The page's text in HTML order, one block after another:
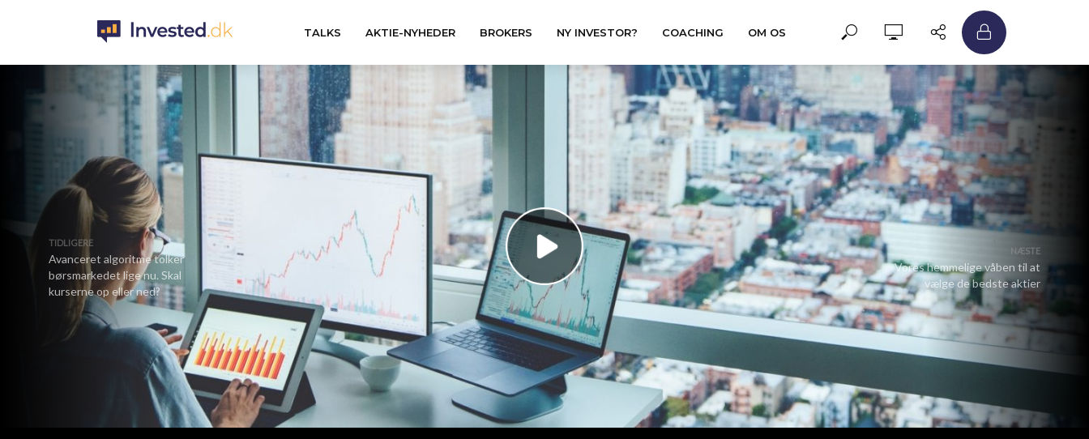
TALKS AKTIE-NYHEDER BROKERS NY INVESTOR? COACHING OM OS
TIDLIGERE
Avanceret algoritme tolker
børsmarkedet lige nu. Skal
kurserne op eller ned?
NÆSTE
Vores hemmelige våben til at
vælge de bedste aktier